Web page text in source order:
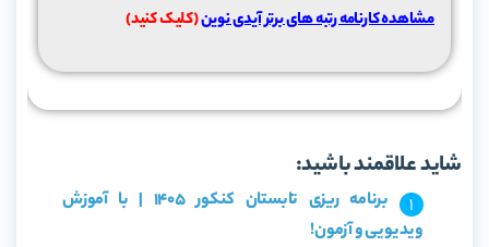
مشاهده کارنامه رتبه های برتر آیدی نوین(کلیک کنید)
شاید علاقمند باشید:
برنامه ریزی تابستان کنکور 1405 | با آموزش
ویدیویی و آزمون!